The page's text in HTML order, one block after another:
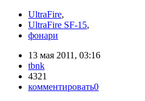
UltraFire,
UltraFire SF-15,
фонари
13 мая 2011, 03:16
tbnk
4321
комментировать0